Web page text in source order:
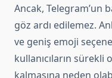
Ancak, Telegram’un
göz ardı edilemez.
ve geniş emoji
kullanıcıların sürekli
kalmasına neden